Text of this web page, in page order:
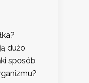
dużo
sposób